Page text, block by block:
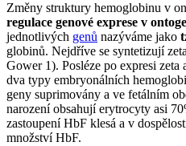
Změny struktury hemoglobinu v
regulace genové exprese v
jednotlivých genů nazýváme jako
globinů. Nejdříve se syntetizují
Gower 1). Posléze po expresi
dva typy embryonálních
geny suprimovány a ve fetálním
narození obsahují erytrocyty asi
zastoupení HbF klesá a v
množství HbF.